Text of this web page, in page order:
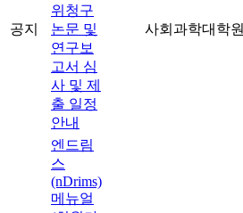
공지
위청구
논문 및
연구보
고서 심
사 및 제
출 일정
안내
사회과학대학원
엔드림
스
(nDrims)
메뉴얼